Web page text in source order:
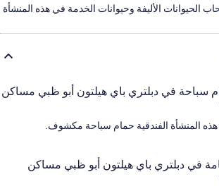
الحيوانات الأليفة وحيوانات الخدمة في هذه المنشأة
سباحة في دبلتري باي هيلتون أبو ظبي مساكن
هذه المنشأة الفندقية حمام سباحة مكشوف.
في دبلتري باي هيلتون أبو ظبي مساكن